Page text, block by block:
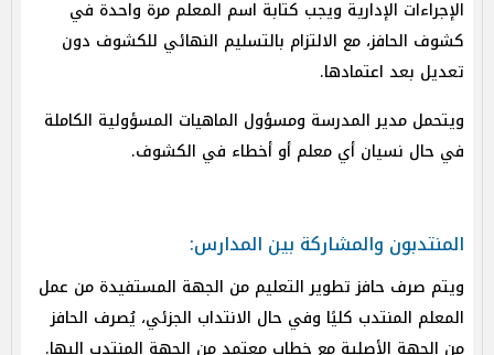
الإجراءات الإدارية ويجب كتابة اسم المعلم مرة واحدة في
كشوف الحافز، مع الالتزام بالتسليم النهائي للكشوف دون
تعديل بعد اعتمادها.
ويتحمل مدير المدرسة ومسؤول الماهيات المسؤولية الكاملة
في حال نسيان أي معلم أو أخطاء في الكشوف.
المنتدبون والمشاركة بين المدارس:
ويتم صرف حافز تطوير التعليم من الجهة المستفيدة من عمل
المعلم المنتدب كليًا وفي حال الانتداب الجزئي، يُصرف الحافز
من الجهة الأصلية مع خطاب معتمد من الجهة المنتدب إليها.